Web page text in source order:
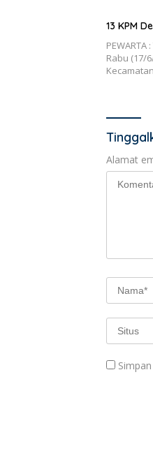
13 KPM
PEWARTA
Rabu (17/
Alamat